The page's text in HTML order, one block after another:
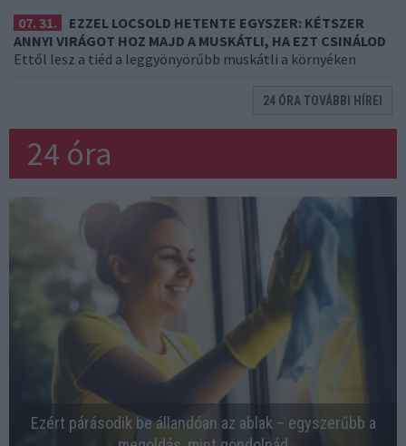
07. 31.
EZZEL LOCSOLD HETENTE EGYSZER: KÉTSZER
ANNYI VIRÁGOT HOZ MAJD A MUSKÁTLI, HA EZT CSINÁLOD
Ettől lesz a tiéd a leggyönyörűbb muskátli a környéken
24 ÓRA TOVÁBBI HÍREI
24 óra
Ezért párásodik be állandóan az ablak – egyszerűbb a